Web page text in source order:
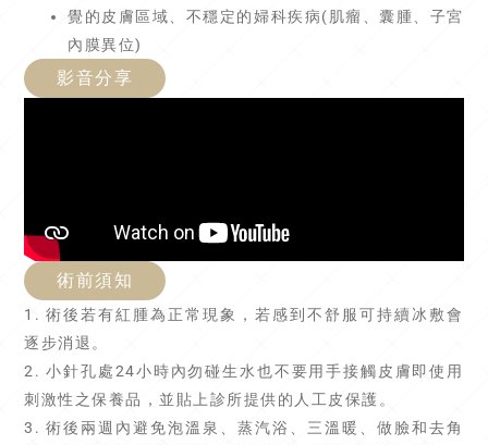
覺的皮膚區域、不穩定的婦科疾病(肌瘤、囊腫、子宮
內膜異位)
術前須知
1. 術後若有紅腫為正常現象，若感到不舒服可持續冰敷會
逐步消退。
2. 小針孔處24小時內勿碰生水也不要用手接觸皮膚即使用
刺激性之保養品，並貼上診所提供的人工皮保護。
3. 術後兩週內避免泡溫泉、蒸汽浴、三溫暖、做臉和去角
影音分享